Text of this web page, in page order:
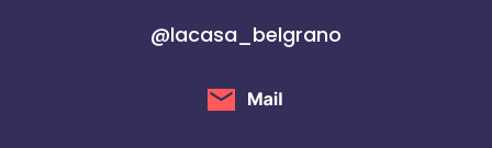
@lacasa_belgrano